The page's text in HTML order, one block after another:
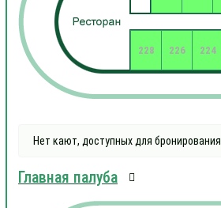
224
226
228
Нет кают, доступных для бронирования
Главная палуба